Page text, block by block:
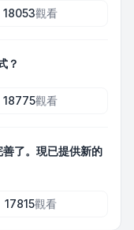
18053觀看
？
18775觀看
了。現已提供新的
17815觀看